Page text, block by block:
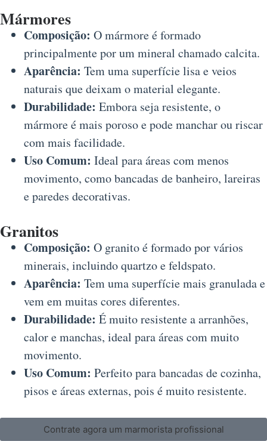
Mármores
Composição: O mármore é formado
principalmente por um mineral chamado calcita.
Aparência: Tem uma superfície lisa e veios
naturais que deixam o material elegante.
Durabilidade: Embora seja resistente, o
mármore é mais poroso e pode manchar ou riscar
com mais facilidade.
Uso Comum: Ideal para áreas com menos
movimento, como bancadas de banheiro, lareiras
e paredes decorativas.
Granitos
Composição: O granito é formado por vários
minerais, incluindo quartzo e feldspato.
Aparência: Tem uma superfície mais granulada e
vem em muitas cores diferentes.
Durabilidade: É muito resistente a arranhões,
calor e manchas, ideal para áreas com muito
movimento.
Uso Comum: Perfeito para bancadas de cozinha,
pisos e áreas externas, pois é muito resistente.
Contrate agora um marmorista profissional